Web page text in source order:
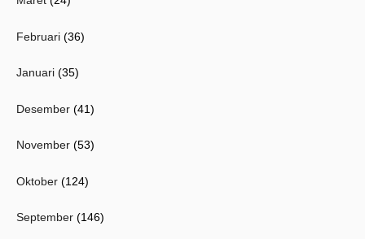
Februari (36)
Januari (35)
Desember (41)
November (53)
Oktober (124)
September (146)